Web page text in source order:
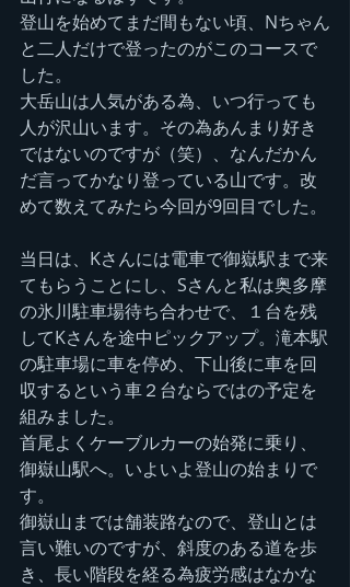
登山を始めてまだ間もない頃、Nちゃん
と二人だけで登ったのがこのコースで
した。
大岳山は人気がある為、いつ行っても
人が沢山います。その為あんまり好き
ではないのですが（笑）、なんだかん
だ言ってかなり登っている山です。改
めて数えてみたら今回が9回目でした。
当日は、Kさんには電車で御嶽駅まで来
てもらうことにし、Sさんと私は奥多摩
の氷川駐車場待ち合わせで、１台を残
してKさんを途中ピックアップ。滝本駅
の駐車場に車を停め、下山後に車を回
収するという車２台ならではの予定を
組みました。
首尾よくケーブルカーの始発に乗り、
御嶽山駅へ。いよいよ登山の始まりで
す。
御嶽山までは舗装路なので、登山とは
言い難いのですが、斜度のある道を歩
き、長い階段を経る為疲労感はなかな